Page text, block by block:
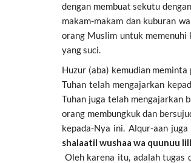
dengan membuat sekutu
makam-makam dan kuburan
orang Muslim untuk memenuhi
yang suci.
Huzur (aba) kemudian
Tuhan telah mengajarkan
Tuhan juga telah mengajarkan
orang membungkuk dan
kepada-Nya ini. Alqur-aan
shalaatil wushaa wa quunuu
Oleh karena itu, adalah tugas